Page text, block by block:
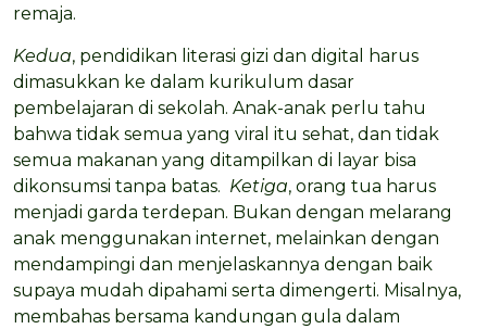
remaja.
Kedua, pendidikan literasi gizi dan digital harus
dimasukkan ke dalam kurikulum dasar
pembelajaran di sekolah. Anak-anak perlu tahu
bahwa tidak semua yang viral itu sehat, dan tidak
semua makanan yang ditampilkan di layar bisa
dikonsumsi tanpa batas. Ketiga, orang tua harus
menjadi garda terdepan. Bukan dengan melarang
anak menggunakan internet, melainkan dengan
mendampingi dan menjelaskannya dengan baik
supaya mudah dipahami serta dimengerti. Misalnya,
membahas bersama kandungan gula dalam